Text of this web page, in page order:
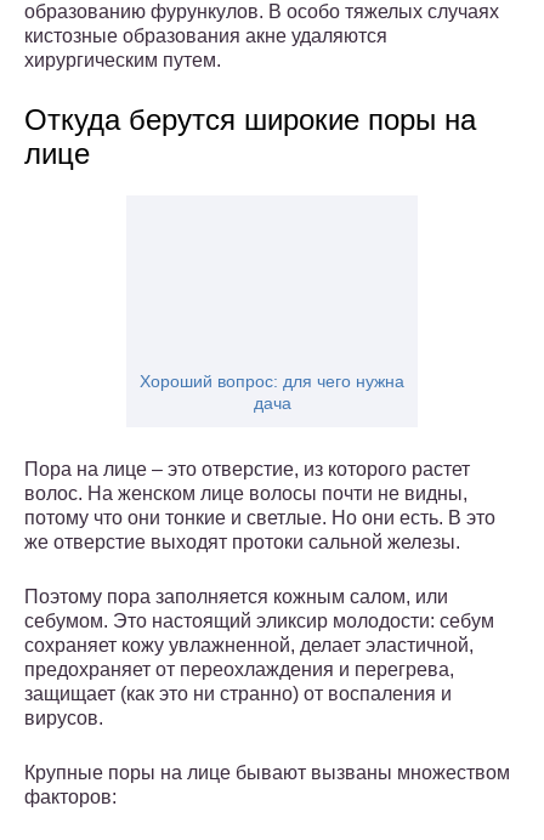
образованию фурункулов. В особо тяжелых случаях
кистозные образования акне удаляются
хирургическим путем.
Откуда берутся широкие поры на
лице
Хороший вопрос: для чего нужна
дача
Пора на лице – это отверстие, из которого растет
волос. На женском лице волосы почти не видны,
потому что они тонкие и светлые. Но они есть. В это
же отверстие выходят протоки сальной железы.
Поэтому пора заполняется кожным салом, или
себумом. Это настоящий эликсир молодости: себум
сохраняет кожу увлажненной, делает эластичной,
предохраняет от переохлаждения и перегрева,
защищает (как это ни странно) от воспаления и
вирусов.
Крупные поры на лице бывают вызваны множеством
факторов: